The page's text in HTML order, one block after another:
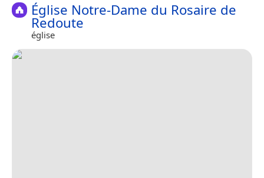
Église Notre-Dame du Rosaire de
Redoute
église